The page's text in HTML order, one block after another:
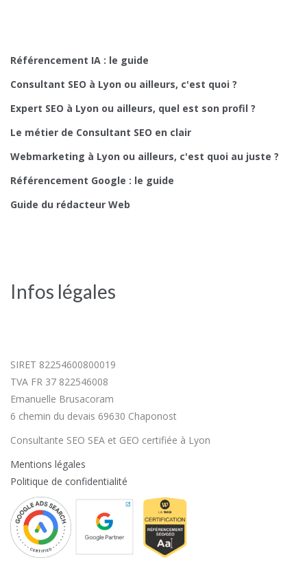
Référencement IA : le guide
Consultant SEO à Lyon ou ailleurs, c'est quoi ?
Expert SEO à Lyon ou ailleurs, quel est son profil ?
Le métier de Consultant SEO en clair
Webmarketing à Lyon ou ailleurs, c'est quoi au juste ?
Référencement Google : le guide
Guide du rédacteur Web
Infos légales
SIRET 82254600800019
TVA FR 37 822546008
Emanuelle Brusacoram
6 chemin du devais 69630 Chaponost
Consultante SEO SEA et GEO certifiée à Lyon
Mentions légales
Politique de confidentialité